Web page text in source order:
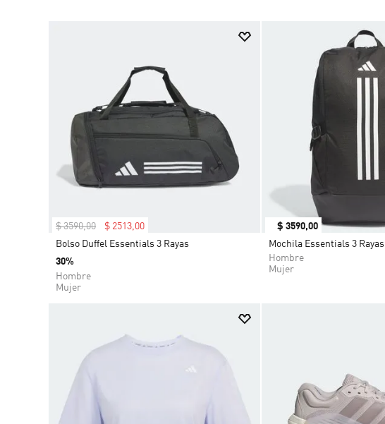
$ 3590,00 $ 2513 00
Bolso Duffel Essentials 3 Rayas
30%
Hombre
Mujer
$ 3590,00
Mochila Essentials 3 Rayas
Hombre
Mujer